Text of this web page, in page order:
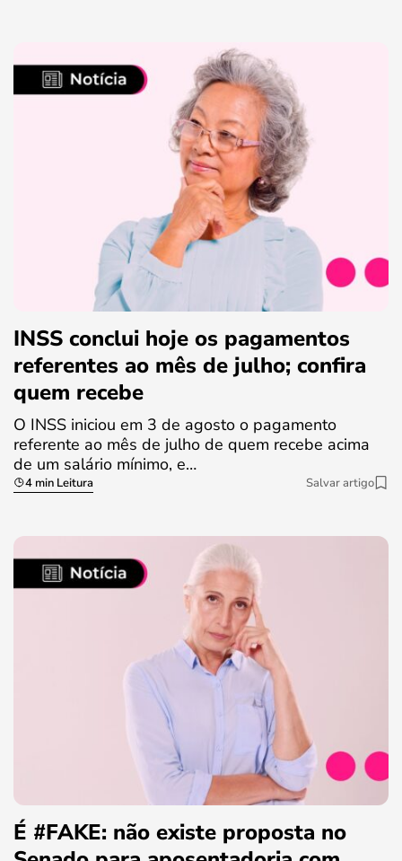
INSS conclui hoje os pagamentos
referentes ao mês de julho; confira
quem recebe
O INSS iniciou em 3 de agosto o pagamento
referente ao mês de julho de quem recebe acima
de um salário mínimo, e…
4 min Leitura Salvar artigo
É #FAKE: não existe proposta no